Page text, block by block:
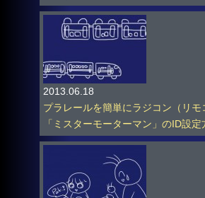
2013.06.18
プラレールを簡単にラジコン（リモ
「ミスターモーターマン」のID設定